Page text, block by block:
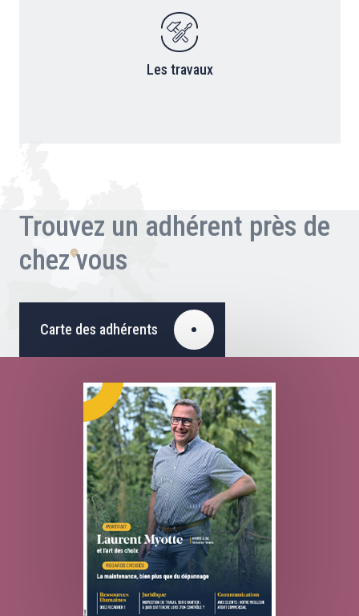
Les travaux
Trouvez un adhérent près de
chez vous
Carte des adhérents